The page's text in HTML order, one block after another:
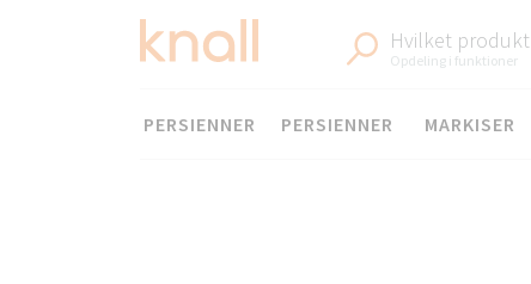
Hvilket
Opdeling i funktioner
Menu
PERSIENNER PERSIENNER MARKISER